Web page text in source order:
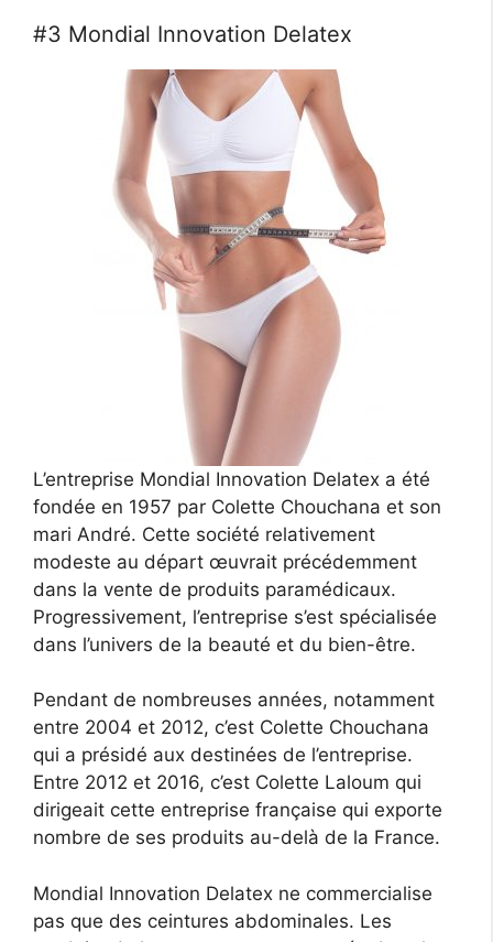
#3 Mondial Innovation Delatex
L’entreprise Mondial Innovation Delatex a été
fondée en 1957 par Colette Chouchana et son
mari André. Cette société relativement
modeste au départ œuvrait précédemment
dans la vente de produits paramédicaux.
Progressivement, l’entreprise s’est spécialisée
dans l’univers de la beauté et du bien-être.
Pendant de nombreuses années, notamment
entre 2004 et 2012, c’est Colette Chouchana
qui a présidé aux destinées de l’entreprise.
Entre 2012 et 2016, c’est Colette Laloum qui
dirigeait cette entreprise française qui exporte
nombre de ses produits au-delà de la France.
Mondial Innovation Delatex ne commercialise
pas que des ceintures abdominales. Les